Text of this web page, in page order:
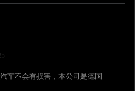
车不会有损害，本公司是德国